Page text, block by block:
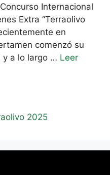
Internacional
Extra “Terraolivo
en
comenzó su
y a lo largo … Leer
2025